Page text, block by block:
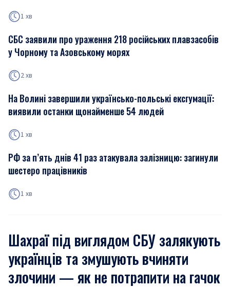
1 хв
СБС заявили про ураження 218 російських плавзасобів
у Чорному та Азовському морях
2 хв
На Волині завершили українсько-польські ексгумації:
виявили останки щонайменше 54 людей
1 хв
РФ за п’ять днів 41 раз атакувала залізницю: загинули
шестеро працівників
1 хв
Шахраї під виглядом СБУ залякують
українців та змушують вчиняти
злочини — як не потрапити на гачок